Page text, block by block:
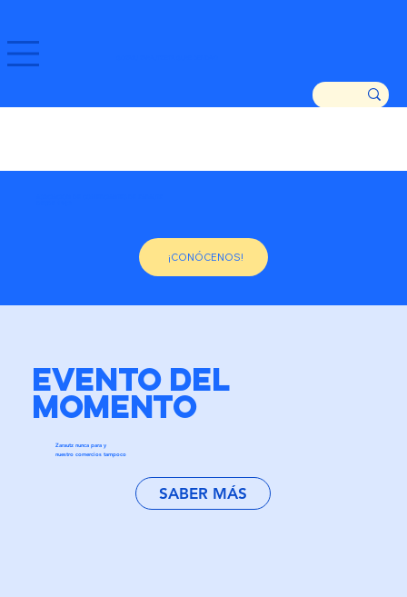
¡CONÓCENOS!
EVENTO DEL
MOMENTO
Zarautz nunca para y
nuestro comercios tampoco
SABER MÁS